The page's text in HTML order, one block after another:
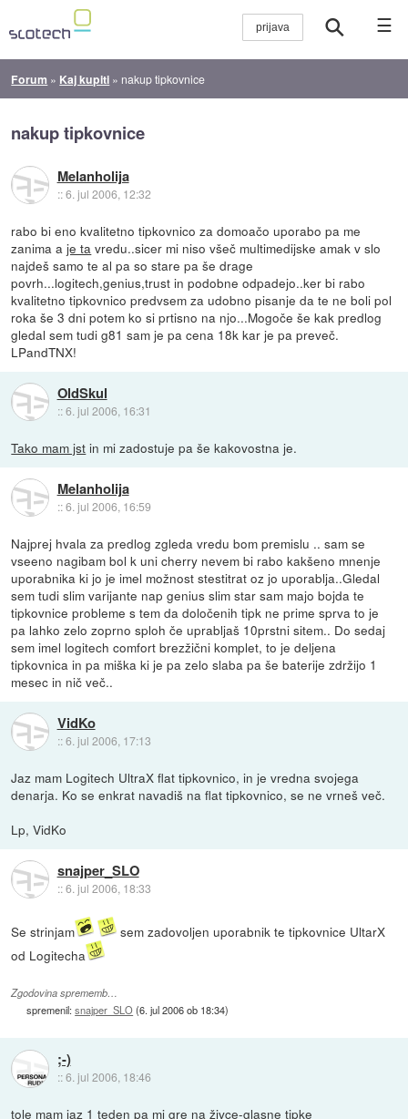
☰
Forum » Kaj kupiti » nakup tipkovnice
nakup tipkovnice
Melanholija
::6. jul 2006, 12:32
rabo bi eno kvalitetno tipkovnico za domoačo uporabo pa me
zanima aje ta vredu..sicer mi niso všeč multimedijske amak v slo
najdeš samo te al pa so stare pa še drage
povrh...logitech,genius,trust in podobne odpadejo..ker bi rabo
kvalitetno tipkovnico predvsem za udobno pisanje da te ne boli pol
roka še 3 dni potem ko si prtisno na njo...Mogoče še kak predlog
gledal sem tudi g81 sam je pa cena 18k kar je pa preveč.
LPandTNX!
OldSkul
::6. jul 2006, 16:31
Tako mam jst in mi zadostuje pa še kakovostna je.
Melanholija
::6. jul 2006, 16:59
Najprej hvala za predlog zgleda vredu bom premislu .. sam se
vseeno nagibam bol k uni cherry nevem bi rabo kakšeno mnenje
uporabnika ki jo je imel možnost stestitrat oz jo uporablja..Gledal
sem tudi slim varijante nap genius slim star sam majo bojda te
tipkovnice probleme s tem da določenih tipk ne prime sprva to je
pa lahko zelo zoprno sploh če uprabljaš 10prstni sitem.. Do sedaj
sem imel logitech comfort brezžični komplet, to je deljena
tipkovnica in pa miška ki je pa zelo slaba pa še baterije zdržijo 1
mesec in nič več..
VidKo
::6. jul 2006, 17:13
Jaz mam Logitech UltraX flat tipkovnico, in je vredna svojega
denarja. Ko se enkrat navadiš na flat tipkovnico, se ne vrneš več.
Lp, VidKo
snajper_SLO
::6. jul 2006, 18:33
Se strinjam
sem zadovoljen uporabnik te tipkovnice UltarX
od Logitecha
Zgodovina sprememb…
spremenil:snajper_SLO(6. jul 2006 ob 18:34)
;-)
::6. jul 2006, 18:46
tole mam jaz 1 teden pa mi gre na živce-glasne tipke